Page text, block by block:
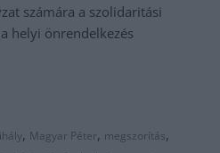
számára a szolidaritási
helyi önrendelkezés
, Magyar Péter, megszorítás,